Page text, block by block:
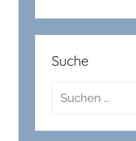
Suche
Suchen